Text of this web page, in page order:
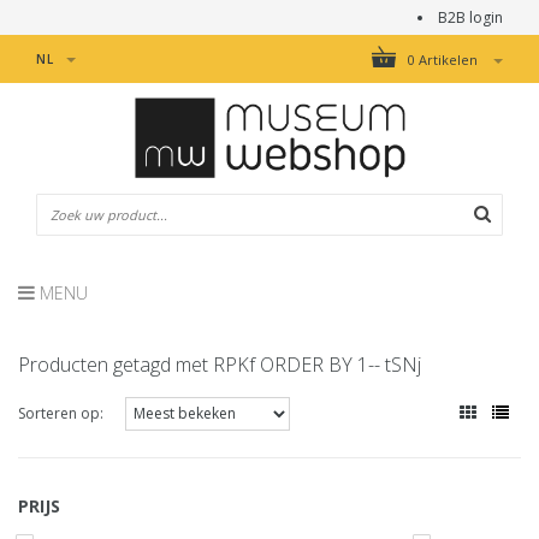
B2B login
0 Artikelen
NL
MENU
Producten getagd met RPKf ORDER BY 1-- tSNj
Sorteren op:
PRIJS